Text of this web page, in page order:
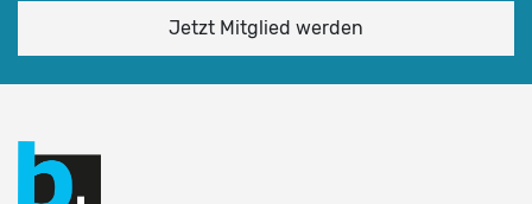
Jetzt Mitglied werden